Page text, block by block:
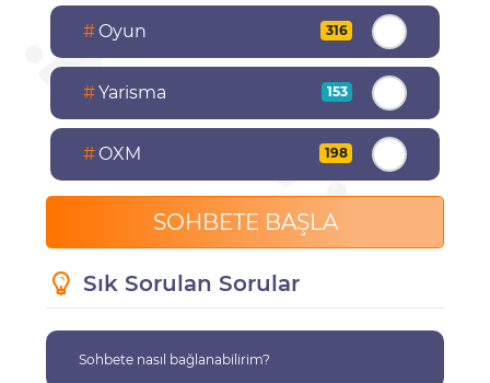
# Oyun 316
#Yarisma 153
# OXM 198
SOHBETE BAŞLA
Sık Sorulan Sorular
Sohbete nasıl bağlanabilirim?